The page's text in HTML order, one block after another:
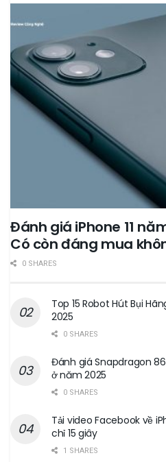
Đánh giá iPhone 11
Có còn đáng mua
0 SHARES
Top 15 Robot Hút Bụi
2025
0 SHARES
Đánh giá Snapdragon
ở năm 2025
0 SHARES
Tải video Facebook về
chỉ 15 giây
1 SHARES